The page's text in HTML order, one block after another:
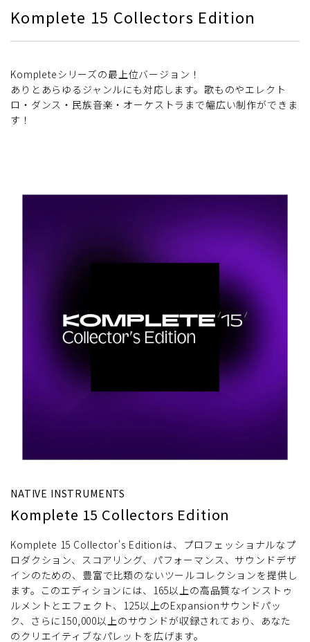
Komplete 15 Collectors Edition
Kompleteシリーズの最上位バージョン！
ありとあらゆるジャンルにも対応します。歌ものやエレクト
ロ・ダンス・民族音楽・オーケストラまで幅広い制作ができま
す！
NATIVE INSTRUMENTS
Komplete 15 Collectors Edition
Komplete 15 Collector's Editionは、プロフェッショナルなプ
ロダクション、スコアリング、パフォーマンス、サウンドデザ
インのための、豊富で比類のないツールコレクションを提供し
ます。このエディションには、165以上の高品質なインストゥ
ルメントとエフェクト、125以上のExpansionサウンドパッ
ク、さらに150,000以上のサウンドが収録されており、あなた
のクリエイティブなパレットを広げます。